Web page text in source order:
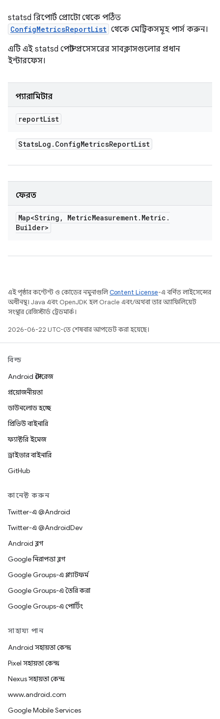
statsd রিপোর্ট প্রোটো থেকে পঠিত
ConfigMetricsReportList থেকে মেট্রিকসমূহ পার্স করুন।
এটি এই statsd পোস্ট প্রসেসরের সাবক্লাসগুলোর প্রধান
ইন্টারফেস।
প্যারামিটার
reportList
StatsLog . ConfigMetricsReportList
ফেরত
Map<String , MetricMeasurement. Metric .
Builder>
এই পৃষ্ঠার কন্টেন্ট ও কোডের নমুনাগুলিContent License-এ বর্ণিত লাইসেন্সের
অধীনস্থ। Java এবং OpenJDK হল Oracle এবং/অথবা তার অ্যাফিলিয়েট
সংস্থার রেজিস্টার্ড ট্রেডমার্ক।
2026-06-22 UTC-তে শেষবার আপডেট করা হয়েছে।
বিল্ড
Android স্টোরেজ
প্রয়োজনীয়তা
ডাউনলোড হচ্ছে
প্রিভিউ বাইনারি
ফ্যাক্টরি ইমেজ
ড্রাইভার বাইনারি
GitHub
কানেক্ট করুন
Twitter-এ @Android
Twitter-এ @AndroidDev
Android ব্লগ
Google নিরাপত্তা ব্লগ
Google Groups-এ প্ল্যাটফর্ম
Google Groups-এ তৈরি করা
Google Groups-এ পোর্টিং
সাহায্য পান
Android সহায়তা কেন্দ্র
Pixel সহায়তা কেন্দ্র
Nexus সহায়তা কেন্দ্র
www.android.com
Google Mobile Services